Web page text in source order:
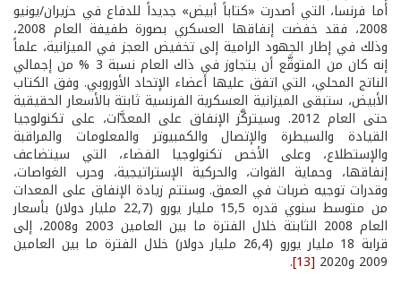
أما فرنسا، التي أصدرت «كتاباً أبيض» جديداً للدفاع في حزيران/يونيو
2008، فقد خفضت إنفاقها العسكري بصورة طفيفة العام 2008،
وذلك في إطار الجهود الرامية إلى تخفيض العجز في الميزانية، علماً
إنه كان من المتوقَّع أن يتجاوز في ذاك العام نسبة 3 % من إجمالي
الناتج المحلي، التي اتفق عليها أعضاء الإتحاد الأوروبي. وفق الكتاب
الأبيض، ستبقى الميزانية العسكرية الفرنسية ثابتة بالأسعار الحقيقية
حتى العام 2012. وسيتركَّز الإنفاق على المعدَّات، على تكنولوجيا
القيادة والسيطرة والإتصال والكمبيوتر والمعلومات والمراقبة
والإستطلاع، وعلى الأخص تكنولوجيا الفضاء، التي سيتضاعف
إنفاقها، وحماية القوات، والحركية الإستراتيجية، وحرب الغواصات،
وقدرات توجيه ضربات في العمق. وستتم زيادة الإنفاق على المعدات
من متوسط سنوي قدره 15,5 مليار يورو (22,7 مليار دولار) بأسعار
العام 2008 الثابتة خلال الفترة ما بين العامين 2003 و2008، إلى
قرابة 18 مليار يورو (26,4 مليار دولار) خلال الفترة ما بين العامين
2009 و2020 [13]
.